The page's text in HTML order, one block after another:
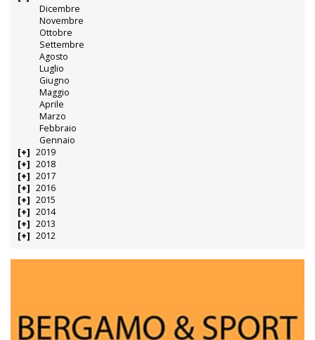
Dicembre
Novembre
Ottobre
Settembre
Agosto
Luglio
Giugno
Maggio
Aprile
Marzo
Febbraio
Gennaio
2019
2018
2017
2016
2015
2014
2013
2012